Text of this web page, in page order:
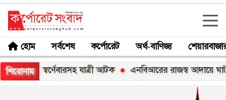
হোম সর্বশেষ কর্পোরেট অর্থ-বাণিজ্য
শিরোনাম
আটক এনবিআরের রাজস্ব আদায়ে ঘাটতি ৮৭ হাজার ৫২৭